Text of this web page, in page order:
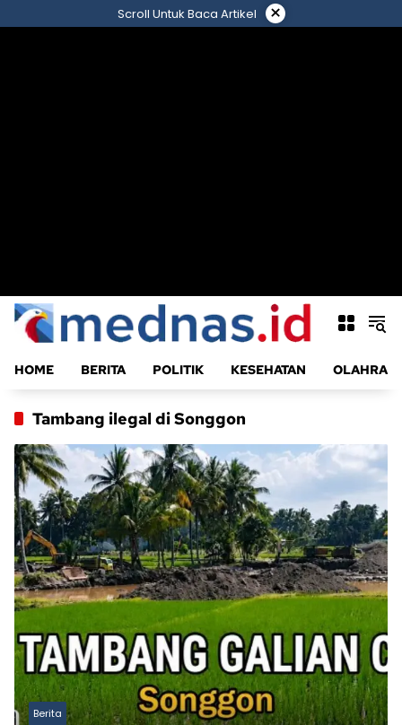
ke
Scroll Untuk Baca Artikel ×
HOME BERITA POLITIK KESEHATAN
Tambang ilegal di Songgon
Berita